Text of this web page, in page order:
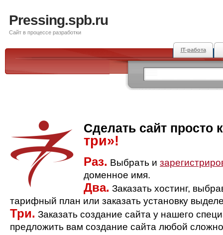
Pressing.spb.ru
Сайт в процессе разработки
IT-работа
Сделать сайт просто
три»!
Раз. Выбрать и
доменное имя.
Два. Заказать хостинг,
тарифный план или заказать установку
Три. Заказать создание сайта у нашего
предложить вам создание сайта любой